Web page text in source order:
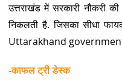
उत्तराखंड में सरकारी नौकरी
निकलती है. जिसका सीधा
Uttarakhand
-काफल ट्री डेस्क